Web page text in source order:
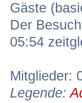
Gäste
Der
05:54
Mitglieder:
Legende: